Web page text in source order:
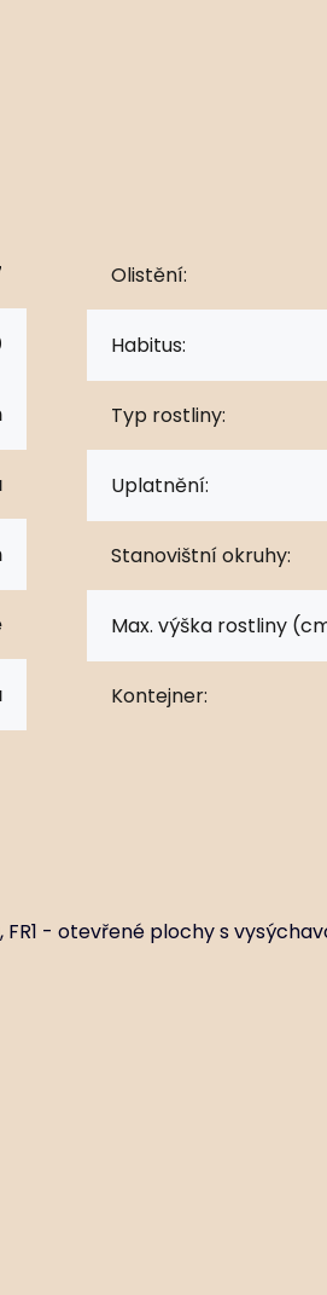
Olistění:
Habitus:
Typ rostliny:
Uplatnění:
Stanovištní okruhy:
Max. výška rostliny
Kontejner:
- otevřené plochy s